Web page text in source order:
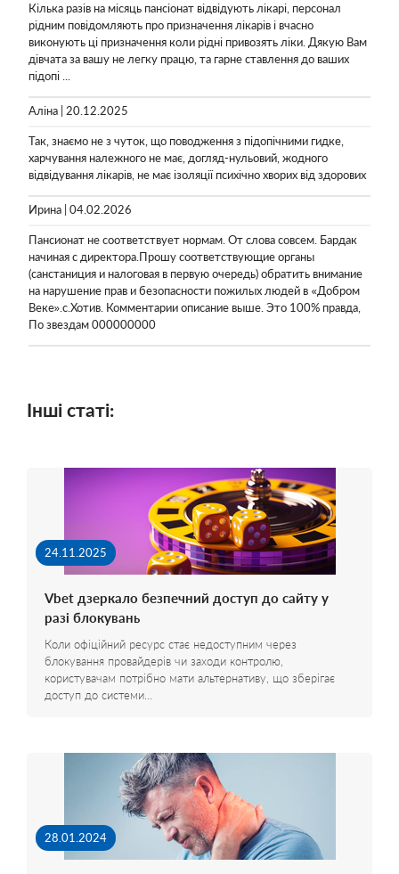
Кілька разів на місяць пансіонат відвідують лікарі, персонал
рідним повідомляють про призначення лікарів і вчасно
виконують ці призначення коли рідні привозять ліки. Дякую Вам
дівчата за вашу не легку працю, та гарне ставлення до ваших
підопі ...
Аліна | 20.12.2025
Так, знаємо не з чуток, що поводження з підопічними гидке,
харчування належного не має, догляд-нульовий, жодного
відвідування лікарів, не має ізоляції психічно хворих від здорових
Ирина | 04.02.2026
Пансионат не соответствует нормам. От слова совсем. Бардак
начиная с директора.Прошу соответствующие органы
(санстаниция и налоговая в первую очередь) обратить внимание
на нарушение прав и безопасности пожилых людей в «Добром
Веке».с.Хотив. Комментарии описание выше. Это 100% правда,
По звездам 000000000
Інші статі:
24.11.2025
Vbet дзеркало безпечний доступ до сайту у
разі блокувань
Коли офіційний ресурс стає недоступним через
блокування провайдерів чи заходи контролю,
користувачам потрібно мати альтернативу, що зберігає
доступ до системи…
28.01.2024